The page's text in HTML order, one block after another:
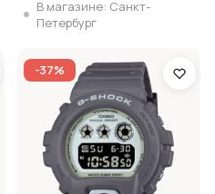
В магазине: Санкт-
Петербург
-37%